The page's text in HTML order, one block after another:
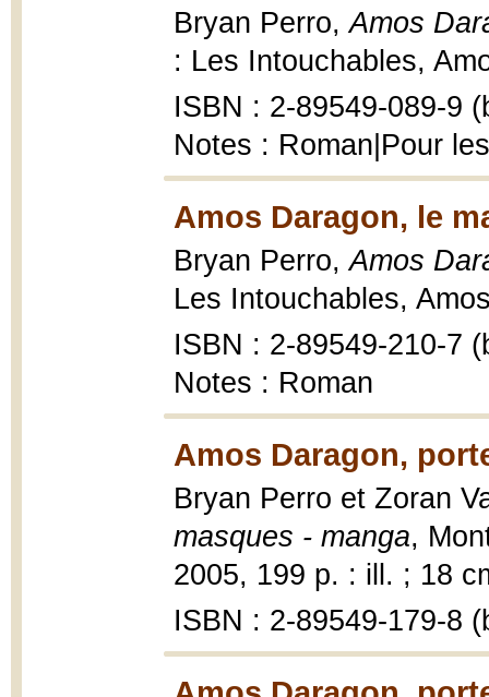
Bryan Perro,Amos
: Les Intouchables,
ISBN : 2-89549-089-9
Notes : Roman|Pour
Amos Daragon, le
Bryan Perro,Amos
Les Intouchables,
ISBN : 2-89549-210-7
Notes : Roman
Amos Daragon,
Bryan Perro et Zoran
masques - manga,
2005, 199 p. : ill. ; 18
ISBN : 2-89549-179-8